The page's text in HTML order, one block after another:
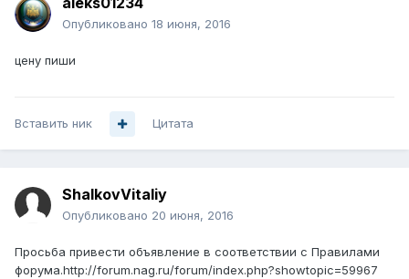
Опубликовано 18 июня, 2016
цену пиши
Вставить ник Цитата
ShalkovVitaliy
Опубликовано 20 июня, 2016
Просьба привести объявление в соответствии с Правилами
форума.http://forum.nag.ru/forum/index.php?showtopic=59967